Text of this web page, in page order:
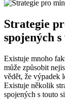
Strategie
spojených
Existuje mnoho
může způsobit
vědět, že výpadek
Existuje několik
spojených s touto